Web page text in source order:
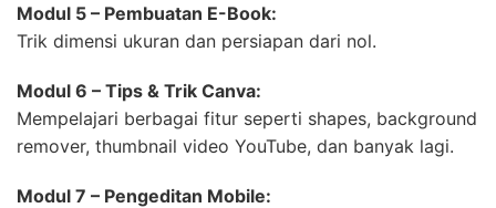
Modul 5 – Pembuatan E-Book:
Trik dimensi ukuran dan persiapan dari nol.
Modul 6 – Tips & Trik Canva:
Mempelajari berbagai fitur seperti shapes, background
remover, thumbnail video YouTube, dan banyak lagi.
Modul 7 – Pengeditan Mobile: